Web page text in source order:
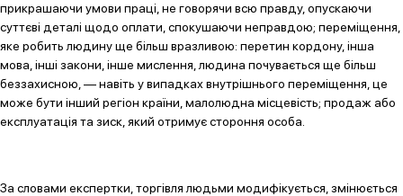
прикрашаючи умови праці, не говорячи всю правду, опускаючи
суттєві деталі щодо оплати, спокушаючи неправдою; переміщення,
яке робить людину ще більш вразливою: перетин кордону, інша
мова, інші закони, інше мислення, людина почувається ще більш
беззахисною, — навіть у випадках внутрішнього переміщення, це
може бути інший регіон країни, малолюдна місцевість; продаж або
експлуатація та зиск, який отримує стороння особа.
За словами експертки, торгівля людьми модифікується, змінюється